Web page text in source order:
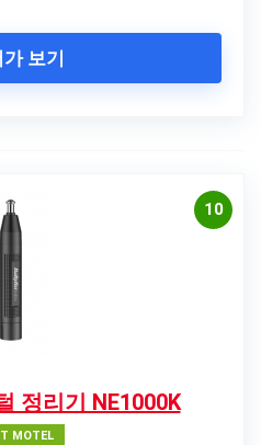
보기
10
정리기 NE1000K
MOTEL